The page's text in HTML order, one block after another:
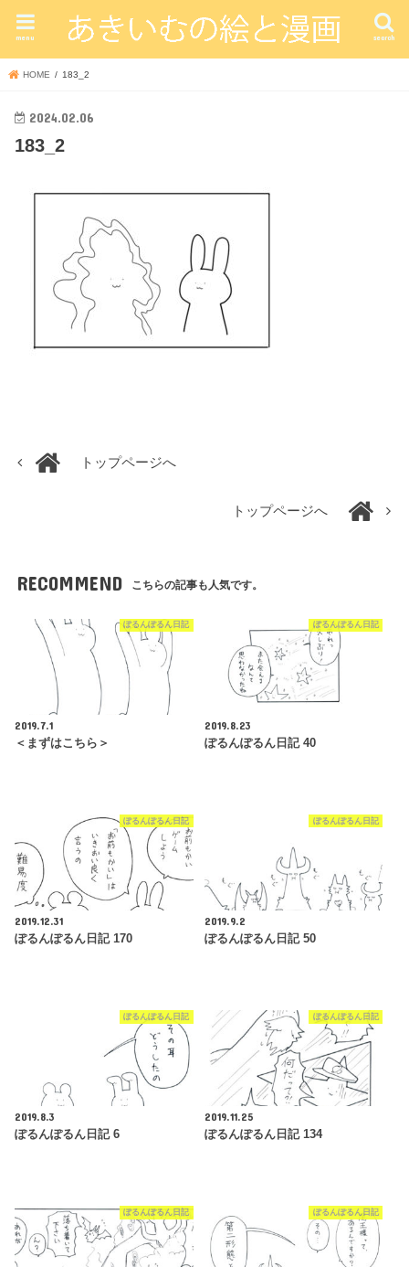
search
menu
HOME 183_2
2024.02.06
183_2
トップページへ
トップページへ
RECOMMEND こちらの記事も人気です。
ぽるんぽるん日記
2019.7.1
＜まずはこちら＞
ぽるんぽるん日記
2019.8.23
ぽるんぽるん日記 40
ぽるんぽるん日記
2019.12.31
ぽるんぽるん日記 170
ぽるんぽるん日記
2019.9.2
ぽるんぽるん日記 50
ぽるんぽるん日記
2019.8.3
ぽるんぽるん日記 6
ぽるんぽるん日記
2019.11.25
ぽるんぽるん日記 134
ぽるんぽるん日記 ぽるんぽるん日記